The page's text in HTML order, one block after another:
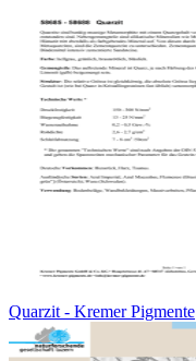
Quarzit - Kremer Pigmente